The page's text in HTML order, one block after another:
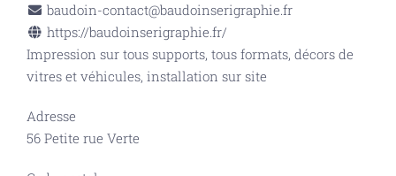
baudoin-contact@baudoinserigraphie.fr
https://baudoinserigraphie.fr/
Impression sur tous supports, tous formats, décors de
vitres et véhicules, installation sur site
Adresse
56 Petite rue Verte